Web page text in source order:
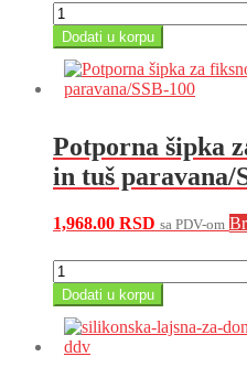
Crne
ručice
za
vrata
tuš
ATEUH6145BL
količina
Dodati u korpu
Potporna šipka
in tuš paravana/
1,968.00 RSD sa PDV-om
Potporna
šipka
za
fiksno
staklo-
Dodati u korpu